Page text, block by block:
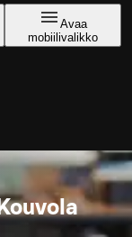
Avaa
mobiilivalikko